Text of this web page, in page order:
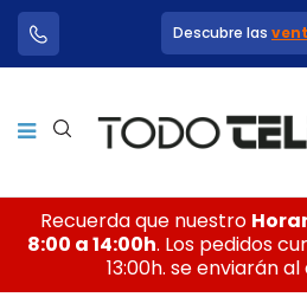
Descubre las
Recuerda que nuestro
8:00 a 14:00h. Los pedidos
13:00h. se enviarán